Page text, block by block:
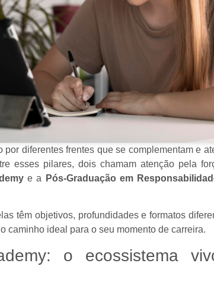
por diferentes frentes que se complementam e
esses pilares, dois chamam atenção pela
e a
Pós-Graduação em
têm objetivos, profundidades e formatos
caminho ideal para o seu momento de carreira.
o ecossistema